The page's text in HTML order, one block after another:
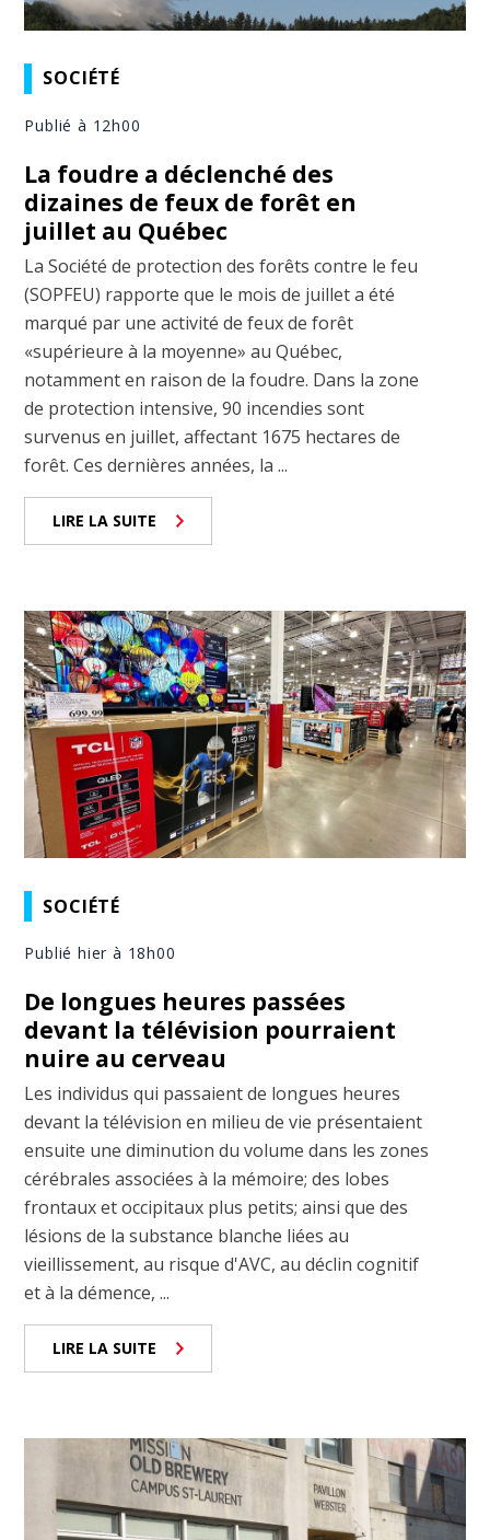
SOCIÉTÉ
Publié à 12h00
La foudre a déclenché des
dizaines de feux de forêt en
juillet au Québec
La Société de protection des forêts contre le feu
(SOPFEU) rapporte que le mois de juillet a été
marqué par une activité de feux de forêt
«supérieure à la moyenne» au Québec,
notamment en raison de la foudre. Dans la zone
de protection intensive, 90 incendies sont
survenus en juillet, affectant 1675 hectares de
forêt. Ces dernières années, la ...
LIRE LA SUITE
SOCIÉTÉ
Publié hier à 18h00
De longues heures passées
devant la télévision pourraient
nuire au cerveau
Les individus qui passaient de longues heures
devant la télévision en milieu de vie présentaient
ensuite une diminution du volume dans les zones
cérébrales associées à la mémoire; des lobes
frontaux et occipitaux plus petits; ainsi que des
lésions de la substance blanche liées au
vieillissement, au risque d'AVC, au déclin cognitif
et à la démence, ...
LIRE LA SUITE